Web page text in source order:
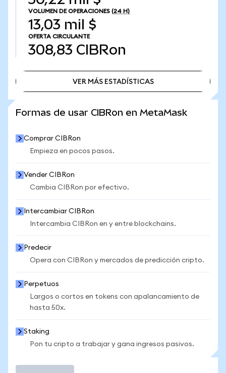
VOLUMEN DE OPERACIONES (24 H)
13,03 mil $
OFERTA CIRCULANTE
308,83 CIBRon
VER MÁS ESTADÍSTICAS
Formas de usar CIBRon en MetaMask
Comprar CIBRon
Empieza en pocos pasos.
Vender CIBRon
Cambia CIBRon por efectivo.
Intercambiar CIBRon
Intercambia CIBRon en y entre blockchains.
Predecir
Opera con CIBRon y mercados de predicción cripto.
Perpetuos
Largos o cortos en tokens con apalancamiento de
hasta 50x.
Staking
Pon tu cripto a trabajar y gana ingresos pasivos.